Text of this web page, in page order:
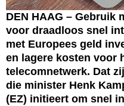
DEN HAAG – Gebruik
voor draadloos snel
met Europees geld
en lagere kosten voor
telecomnetwerk. Dat
die minister Henk
(EZ) initieert om snel